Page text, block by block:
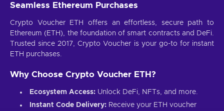
Seamless Ethereum Purchases
Crypto Voucher ETH offers an effortless, secure path to
Ethereum (ETH), the foundation of smart contracts and DeFi.
Trusted since 2017, Crypto Voucher is your go-to for instant
ETH purchases.
Why Choose Crypto Voucher ETH?
Ecosystem Access: Unlock DeFi, NFTs, and more.
Instant Code Delivery: Receive your ETH voucher